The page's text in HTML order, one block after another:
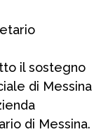
il sostegno
di Messina
di Messina.